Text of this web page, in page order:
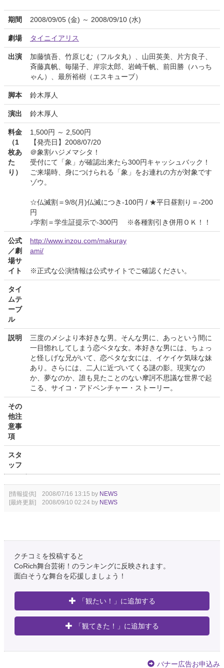
期間 2008/09/05 (金) ～ 2008/09/10 (水)
劇場 タイニイアリス
出演
加藤慎吾、竹原じむ（フルタ丸）、山田英美、片方良子、
斉藤真帆、毎陽子、岸宗太郎、岩崎千帆、前田勝（ハっち
ゃん）、最所裕樹（エスキューブ）
脚本 鈴木厚人
演出 鈴木厚人
料金
（1
枚あ
た
り）
1,500円 ～ 2,500円
【発売日】2008/07/20
＠象割ハジメマシタ！
受付にて「象」が確認出来たら300円キャッシュバック！
ご来場時、身につけられる「象」をお連れの方が対象です
ゾウ。
☆仏滅割＝9/8(月)仏滅につき-100円 / ★平日昼割り＝-200
円
♪学割＝学生証提示で-300円 ※各種割引き併用ＯＫ！！
公式
／劇
場サ
イト
http://www.inzou.com/makuray
ami/
※正式な公演情報は公式サイトでご確認ください。
タイ
ムテ
ーブ
ル
説明
三度のメシより本好きな男。そんな男に、あっという間に
一目惚れしてしまう恋ベタな女。本好きな男には、ちょっ
と怪しげな兄がいて、恋ベタな女には、イケイケ気味な妹
あり。さらには、二人に近づいてくる謎の影。現実なの
か、夢なのか、誰も見たことのない摩訶不思議な世界で起
こる、サイコ・アドベンチャー・ストーリー。
その
他注
意事
項
スタ
ッフ
[情報提供] 2008/07/16 13:15 by NEWS
[最終更新] 2008/09/10 02:24 by NEWS
クチコミを投稿すると
CoRich舞台芸術！のランキングに反映されます。
面白そうな舞台を応援しましょう！
「観たい！」に追加する
「観てきた！」に追加する
バナー広告お申込み